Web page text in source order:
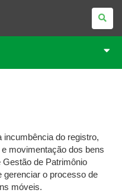
incumbência do registro,
movimentação dos bens
de Patrimônio
gerenciar o processo de
móveis.